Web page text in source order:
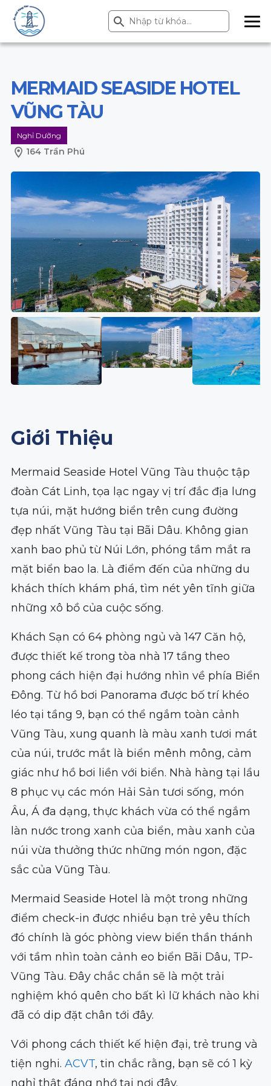
Search
for:
Search Button
ME
NU
MERMAID SEASIDE HOTEL
VŨNG TÀU
Nghỉ Dưỡng
164 Trần Phú
Giới Thiệu
Mermaid Seaside Hotel Vũng Tàu thuộc tập
đoàn Cát Linh, tọa lạc ngay vị trí đắc địa lưng
tựa núi, mặt hướng biển trên cung đường
đẹp nhất Vũng Tàu tại Bãi Dâu. Không gian
xanh bao phủ từ Núi Lớn, phóng tầm mắt ra
mặt biển bao la. Là điểm đến của những du
khách thích khám phá, tìm nét yên tĩnh giữa
những xô bồ của cuộc sống.
Khách Sạn có 64 phòng ngủ và 147 Căn hộ,
được thiết kế trong tòa nhà 17 tầng theo
phong cách hiện đại hướng nhìn về phía Biển
Đông. Từ hồ bơi Panorama được bố trí khéo
léo tại tầng 9, bạn có thể ngắm toàn cảnh
Vũng Tàu, xung quanh là màu xanh tươi mát
của núi, trước mắt là biển mênh mông, cảm
giác như hồ bơi liền với biển. Nhà hàng tại lầu
8 phục vụ các món Hải Sản tươi sống, món
Âu, Á đa dạng, thực khách vừa có thể ngắm
làn nước trong xanh của biển, màu xanh của
núi vừa thưởng thức những món ngon, đặc
sắc của Vũng Tàu.
Mermaid Seaside Hotel là một trong những
điểm check-in được nhiều bạn trẻ yêu thích
đó chính là góc phòng view biển thần thánh
với tầm nhìn toàn cảnh eo biển Bãi Dâu, TP-
Vũng Tàu. Đây chắc chắn sẽ là một trải
nghiệm khó quên cho bất kì lữ khách nào khi
đã có dip đặt chân tới đây.
Với phong cách thiết kế hiện đại, trẻ trung và
tiện nghi. ACVT, tin chắc rằng, bạn sẽ có 1 kỳ
nghỉ thật đáng nhớ tại nơi đây.